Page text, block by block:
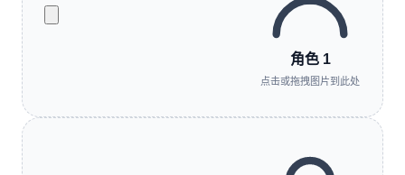
角色 1
点击或拖拽图片到此处